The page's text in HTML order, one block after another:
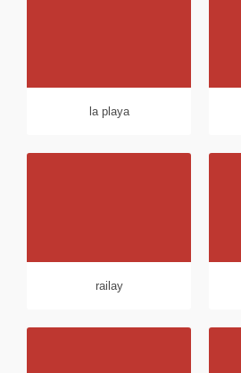
la playa
railay